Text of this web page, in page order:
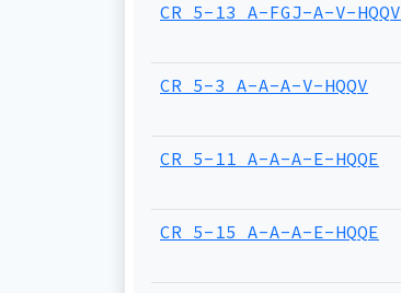
CR 5-13 A-FGJ-A-V-HQQV
CR 5-3 A-A-A-V-HQQV
CR 5-11 A-A-A-E-HQQE
CR 5-15 A-A-A-E-HQQE